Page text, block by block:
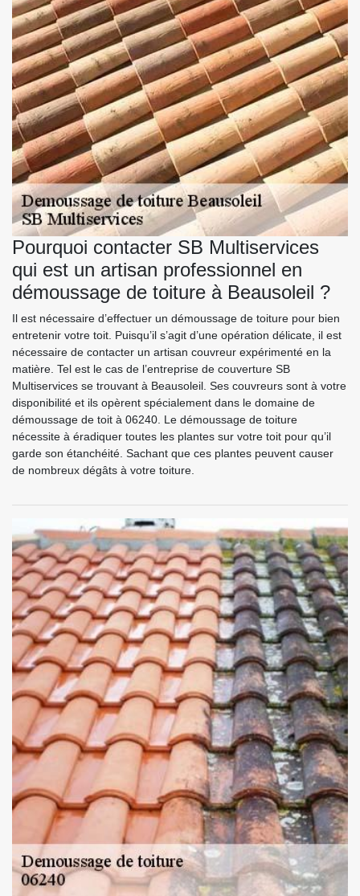
Pourquoi contacter SB Multiservices
qui est un artisan professionnel en
démoussage de toiture à Beausoleil ?
Il est nécessaire d’effectuer un démoussage de toiture pour bien
entretenir votre toit. Puisqu’il s’agit d’une opération délicate, il est
nécessaire de contacter un artisan couvreur expérimenté en la
matière. Tel est le cas de l’entreprise de couverture SB
Multiservices se trouvant à Beausoleil. Ses couvreurs sont à votre
disponibilité et ils opèrent spécialement dans le domaine de
démoussage de toit à 06240. Le démoussage de toiture
nécessite à éradiquer toutes les plantes sur votre toit pour qu’il
garde son étanchéité. Sachant que ces plantes peuvent causer
de nombreux dégâts à votre toiture.